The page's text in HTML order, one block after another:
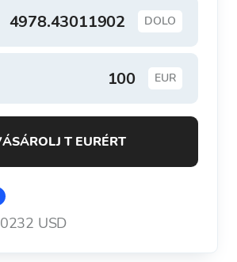
DOLO
EUR
VÁSÁROLJ T EURÉRT
USD